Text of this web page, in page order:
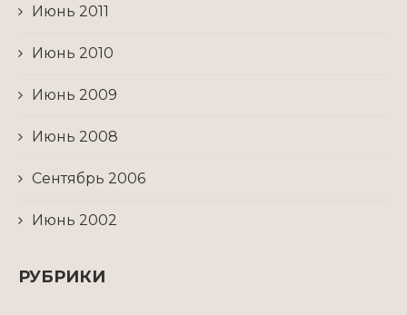
Июнь 2011
Июнь 2010
Июнь 2009
Июнь 2008
Сентябрь 2006
Июнь 2002
РУБРИКИ